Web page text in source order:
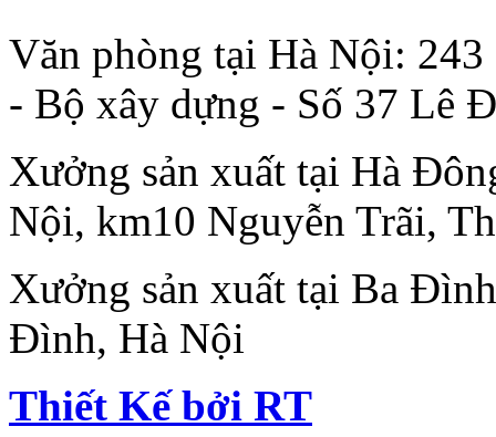
Văn phòng tại Hà Nội:
- Bộ xây dựng - Số 37 Lê
Xưởng sản xuất tại Hà
Nội, km10 Nguyễn Trãi,
Xưởng sản xuất tại Ba
Đình, Hà Nội
Thiết Kế bởi RT